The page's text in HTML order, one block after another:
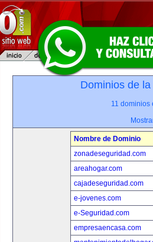
Dominios de
11 dominios
Nombre de Dominio
zonadeseguridad.com
areahogar.com
cajadeseguridad.com
e-jovenes.com
e-Seguridad.com
empresaencasa.com